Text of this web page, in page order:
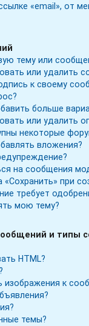
«email», от
тему или
или удалить
к своему
больше
или удалить
некоторые
вложения?
на сообщения
«Сохранить» при
требует
мою тему?
и типы
HTML?
изображения к
темы?